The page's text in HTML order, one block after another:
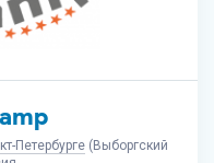
Петербурге(Выборгский